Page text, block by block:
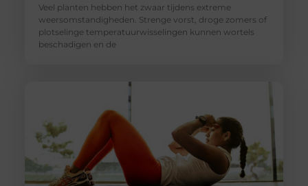
Veel planten hebben het zwaar tijdens extreme
weersomstandigheden. Strenge vorst, droge zomers of
plotselinge temperatuurwisselingen kunnen wortels
beschadigen en de